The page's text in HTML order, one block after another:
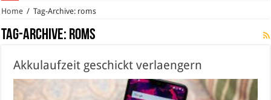
Home / Tag-Archive: roms
Tag-Archive: roms
Akkulaufzeit geschickt verlaengern